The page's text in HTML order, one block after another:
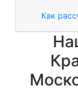
Как